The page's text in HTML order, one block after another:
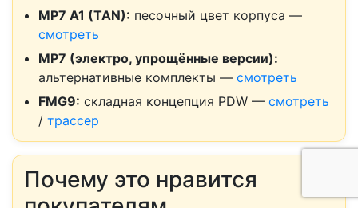
MP7 A1 (TAN): песочный цвет корпуса —
смотреть
MP7 (электро, упрощённые версии):
альтернативные комплекты — смотреть
FMG9: складная концепция PDW — смотреть
/ трассер
Почему это нравится